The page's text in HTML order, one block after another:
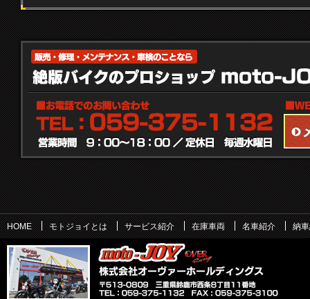
HOME モトジョイとは サービス紹介 在庫車両 名車紹介 納